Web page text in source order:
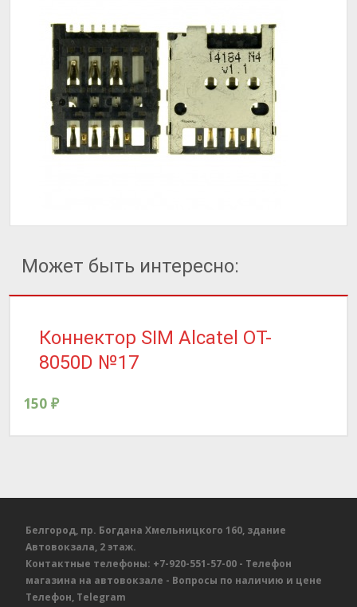
Может быть интересно:
Коннектор SIM Alcatel OT-
8050D №17
150 ₽
Белгород, пр. Богдана Хмельницкого 160, здание
Автовокзала, 2 этаж.
Контактные телефоны: +7-920-551-57-00 - Телефон
магазина на автовокзале - Вопросы по наличию и цене
Телефон, Telegram